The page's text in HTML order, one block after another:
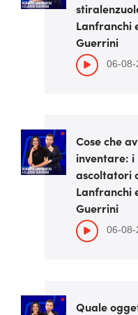
Lanfranchi
Guerrini
06-08-
Cose che
inventare: i
ascoltatori
Lanfranchi
Guerrini
06-08-
Quale